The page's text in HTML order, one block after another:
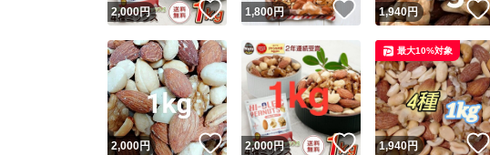
スピード発送
安心発送
2,000円 いいね！
1,800円 いいね！
1,940円
2,000円 いいね！
2,000円 いいね！
1,940円
最大10%対象